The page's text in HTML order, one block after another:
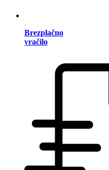
Brezplačno
vračilo